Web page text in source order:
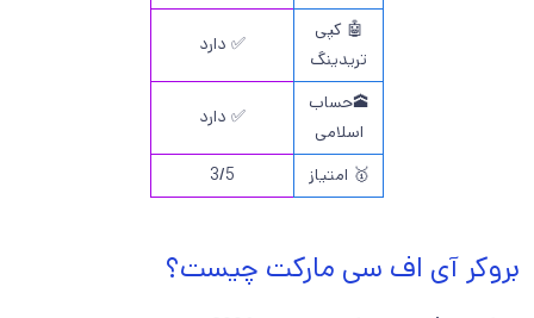
🤖 کپی
تریدینگ
✅ دارد
🕋حساب
اسلامی
✅ دارد
🥇 امتیاز 3/5
بروکر آی اف سی مارکت چیست؟